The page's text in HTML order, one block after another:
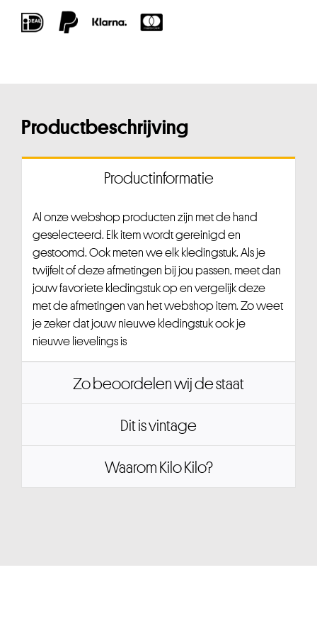
Productbeschrijving
Productinformatie
Al onze webshop producten zijn met de hand
geselecteerd. Elk item wordt gereinigd en
gestoomd. Ook meten we elk kledingstuk. Als je
twijfelt of deze afmetingen bij jou passen, meet dan
jouw favoriete kledingstuk op en vergelijk deze
met de afmetingen van het webshop item. Zo weet
je zeker dat jouw nieuwe kledingstuk ook je
nieuwe lievelings is
Zo beoordelen wij de staat
Dit is vintage
Waarom Kilo Kilo?